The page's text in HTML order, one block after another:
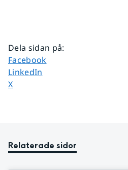
Dela sidan på:
Dela sidan på
Facebook
Dela sidan på
LinkedIn
Dela sidan på
X
Relaterade sidor